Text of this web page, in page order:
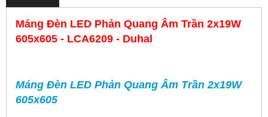
Máng Đèn LED Phản Quang Âm Trần 2x19W
605x605 - LCA6209 - Duhal
Máng Đèn LED Phản Quang Âm Trần 2x19W
605x605